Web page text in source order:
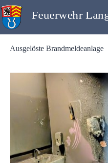
Zum
Inhalt
springen
Ausgelöste Brandmeldeanlage